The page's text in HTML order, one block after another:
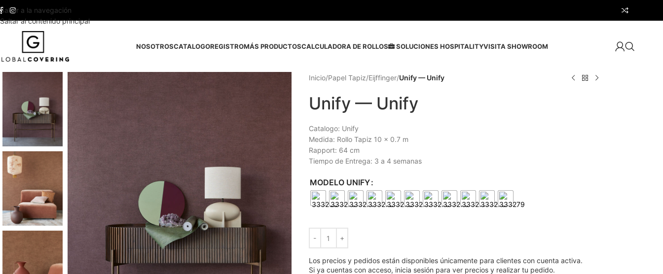
Saltar a la navegación
Saltar al contenido principal
NOSOTROSCATALOGOREGISTROMÁS PRODUCTOSCALCULADORA DE ROLLOS SOLUCIONES HOSPITALITYVISITA SHOWROOM
Inicio/Papel Tapiz/Eijffinger/Unify — Unify
Unify — Unify
Catalogo: Unify
Medida: Rollo Tapiz 10 x 0.7 m
Rapport: 64 cm
Tiempo de Entrega: 3 a 4 semanas
MODELO UNIFY
Los precios y pedidos están disponibles únicamente para clientes con cuenta activa.
Si ya cuentas con acceso, inicia sesión para ver precios y realizar tu pedido.